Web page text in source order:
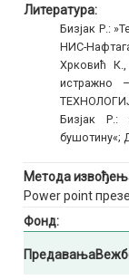
Литература:
Бизјак Р.:
НИС-
Хрковић К.,
истражно
Бизјак Р.:
бушотину«;
Метода
Pоwer point
Фонд:
Предавања